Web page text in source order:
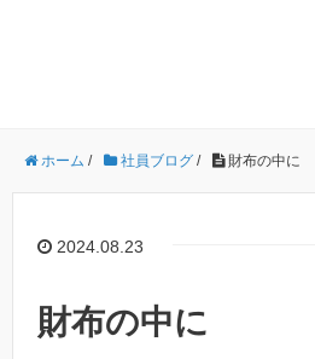
ホーム / 社員ブログ / 財布の中に
2024.08.23
財布の中に